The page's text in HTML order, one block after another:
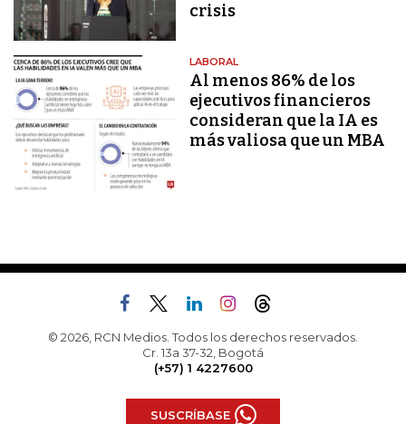
crisis
LABORAL
Al menos 86% de los
ejecutivos financieros
consideran que la IA es
más valiosa que un MBA
© 2026, RCN Medios. Todos los derechos reservados.
Cr. 13a 37-32, Bogotá
(+57) 1 4227600
SUSCRÍBASE